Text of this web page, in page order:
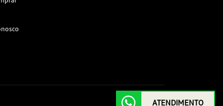
ATENDIMENTO